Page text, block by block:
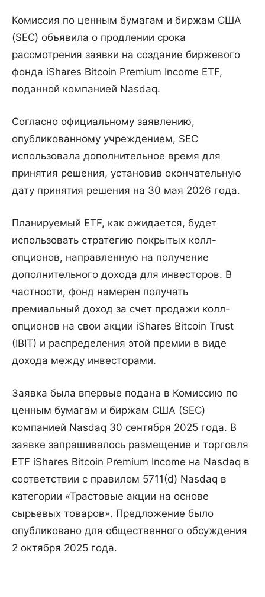
Комиссия по ценным бумагам и биржам США
(SEC) объявила о продлении срока
рассмотрения заявки на создание биржевого
фонда iShares Bitcoin Premium Income ETF,
поданной компанией Nasdaq.
Согласно официальному заявлению,
опубликованному учреждением, SEC
использовала дополнительное время для
принятия решения, установив окончательную
дату принятия решения на 30 мая 2026 года.
Планируемый ETF, как ожидается, будет
использовать стратегию покрытых колл-
опционов, направленную на получение
дополнительного дохода для инвесторов. В
частности, фонд намерен получать
премиальный доход за счет продажи колл-
опционов на свои акции iShares Bitcoin Trust
(IBIT) и распределения этой премии в виде
дохода между инвесторами.
Заявка была впервые подана в Комиссию по
ценным бумагам и биржам США (SEC)
компанией Nasdaq 30 сентября 2025 года. В
заявке запрашивалось размещение и торговля
ETF iShares Bitcoin Premium Income на Nasdaq в
соответствии с правилом 5711(d) Nasdaq в
категории «Трастовые акции на основе
сырьевых товаров». Предложение было
опубликовано для общественного обсуждения
2 октября 2025 года.